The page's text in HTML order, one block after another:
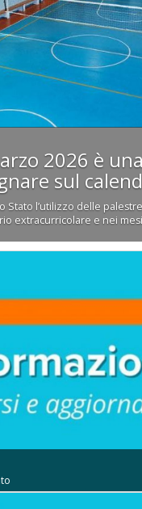
2026 è
sul
Stato l’utilizzo delle
extracurricolare e nei